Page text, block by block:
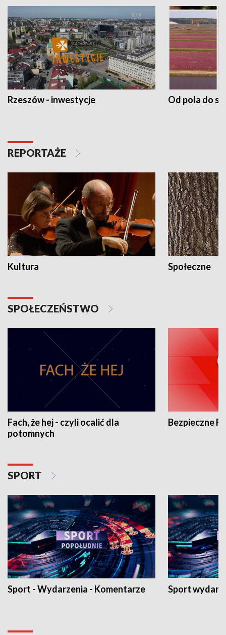
Rzeszów - inwestycje Od pola do
REPORTAŻE
Kultura Społeczne
SPOŁECZEŃSTWO
Fach, że hej - czyli ocalić dla
potomnych
Bezpieczne
SPORT
Sport - Wydarzenia - Komentarze Sport